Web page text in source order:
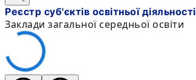
Реєстр суб'єктів освітньої діяльності
Заклади загальної середньої освіти